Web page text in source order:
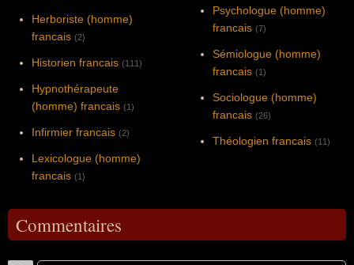
Herboriste (homme)
francais (2)
Historien francais (111)
Hypnothérapeute
(homme) francais (1)
Infirmier francais (2)
Lexicologue (homme)
francais (1)
Psychologue (homme)
francais (7)
Sémiologue (homme)
francais (1)
Sociologue (homme)
francais (26)
Théologien francais (11)
Commentaires